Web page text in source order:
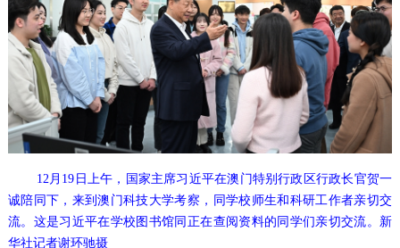
12月19日上午，国家主席习近平在澳门特别行政区行政长官贺一
诚陪同下，来到澳门科技大学考察，同学校师生和科研工作者亲切交
流。这是习近平在学校图书馆同正在查阅资料的同学们亲切交流。新
华社记者谢环驰摄